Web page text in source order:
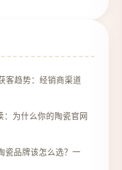
客趋势：经销商渠道
：为什么你的陶瓷官网
瓷品牌该怎么选？一